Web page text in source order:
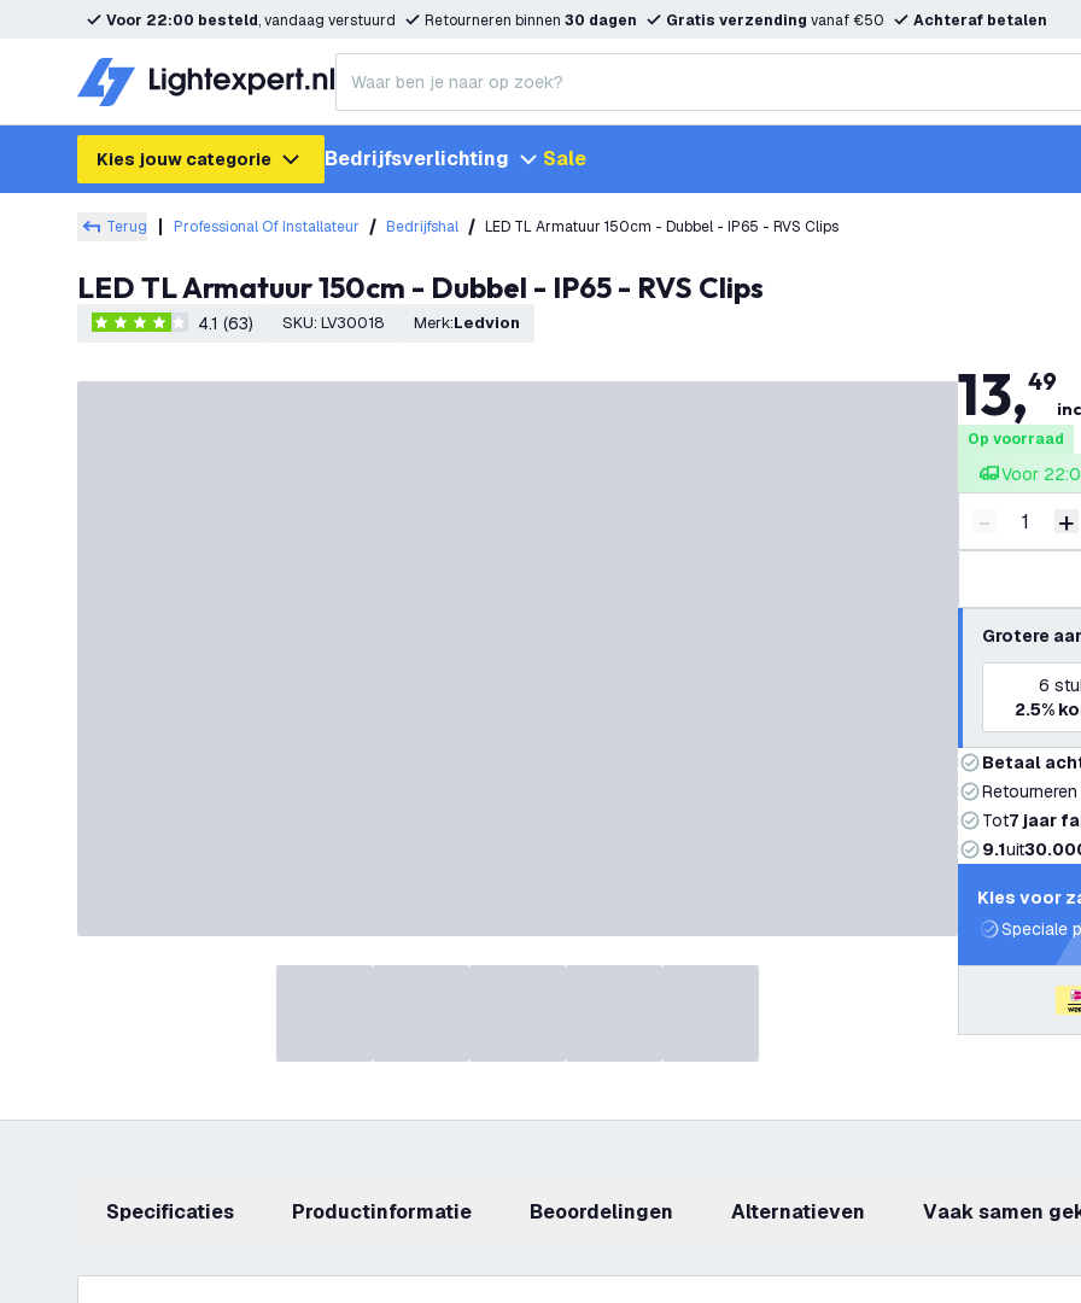
Voor 22:00 besteld, vandaag verstuurd Retourneren binnen 30 dagen Gratis verzending vanaf €50 Achteraf betalen
Kies jouw categorie Bedrijfsverlichting Sale
Terug Professional Of Installateur Bedrijfshal LED TL Armatuur 150cm - Dubbel - IP65 - RVS Clips
LED TL Armatuur 150cm - Dubbel - IP65 - RVS Clips
4.1 score sterren4.1 (63) SKU: LV30018 Merk: Ledvion
13,49
Op voorraad
Voor
Verminder
- +
Grotere
6
2.5%
Betaal
Tot7 jaar
9.1uit
Kies voor
Speciale
Specificaties productinformatie beoordelingen Alternatieven Vaak samen